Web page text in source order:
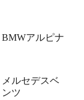
BMWアルピナ
メルセデスベ
ンツ